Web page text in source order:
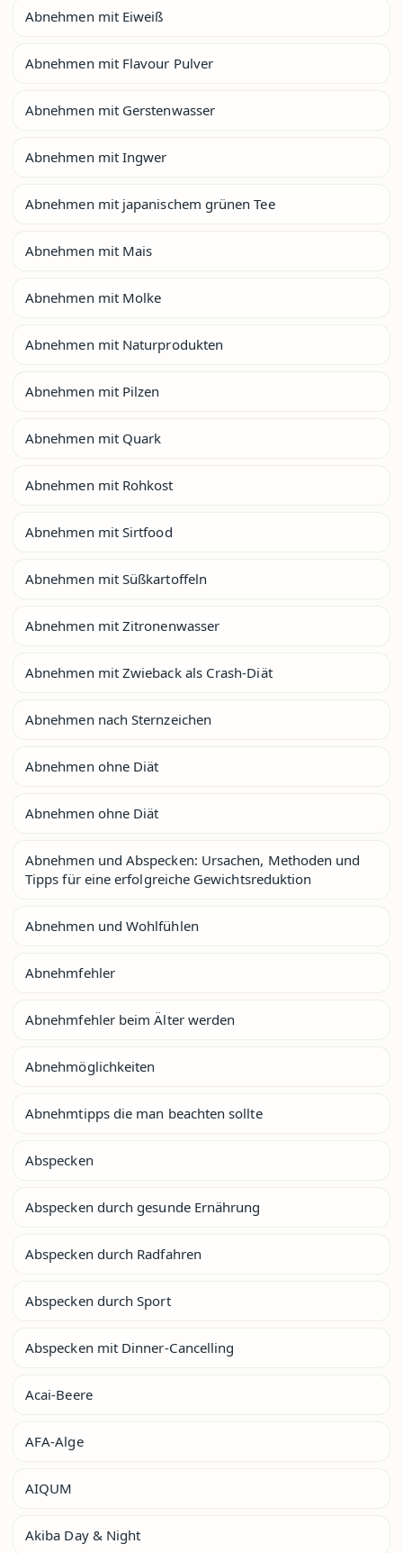
Abnehmen mit Eiweiß
Abnehmen mit Flavour Pulver
Abnehmen mit Gerstenwasser
Abnehmen mit Ingwer
Abnehmen mit japanischem grünen Tee
Abnehmen mit Mais
Abnehmen mit Molke
Abnehmen mit Naturprodukten
Abnehmen mit Pilzen
Abnehmen mit Quark
Abnehmen mit Rohkost
Abnehmen mit Sirtfood
Abnehmen mit Süßkartoffeln
Abnehmen mit Zitronenwasser
Abnehmen mit Zwieback als Crash-Diät
Abnehmen nach Sternzeichen
Abnehmen ohne Diät
Abnehmen ohne Diät
Abnehmen und Abspecken: Ursachen, Methoden und
Tipps für eine erfolgreiche Gewichtsreduktion
Abnehmen und Wohlfühlen
Abnehmfehler
Abnehmfehler beim Älter werden
Abnehmöglichkeiten
Abnehmtipps die man beachten sollte
Abspecken
Abspecken durch gesunde Ernährung
Abspecken durch Radfahren
Abspecken durch Sport
Abspecken mit Dinner-Cancelling
Acai-Beere
AFA-Alge
AIQUM
Akiba Day & Night